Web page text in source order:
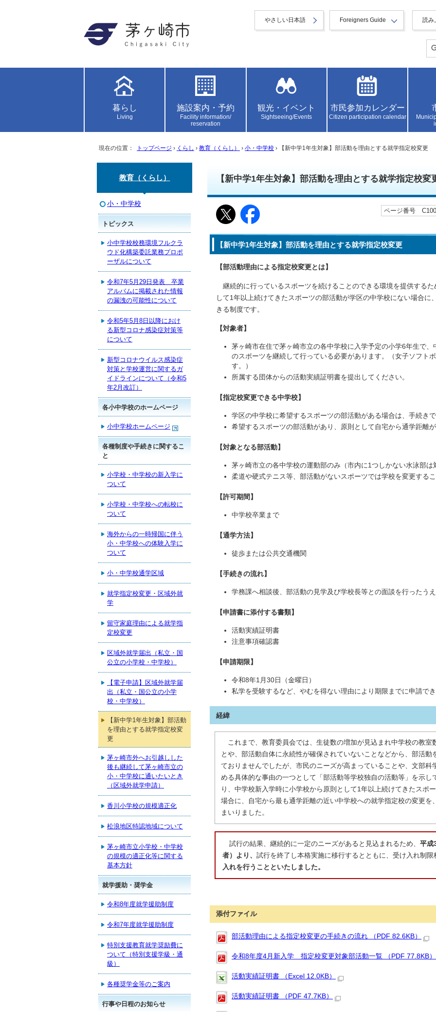
やさしい日本語 Foreigners Guide 読み
暮らし
Living
施設案内・予約
Facility information/
reservation
観光・イベント
Sightseeing/Events
市民参加カレンダー
Citizen participation calendar
現在の位置： トップページ › くらし › 教育（くらし） › 小・中学校 › 【新中学1年生対象】部活動を理由とする就学指定校変更
【新中学1年生対象】部活動を理由とする就学指定校変
ページ番号
【新中学1年生対象】部活動を理由とする就学指定校変更
【部活動理由による指定校変更とは】
継続的に行っているスポーツを続けることのできる環境を提供する
して1年以上続けてきたスポーツの部活動が学区の中学校にない場合に
きる制度です。
【対象者】
茅ヶ崎市在住で茅ヶ崎市立の各中学校に入学予定の小学6年生で
のスポーツを継続して行っている必要があります。（女子ソフト
す。）
所属する団体からの活動実績証明書を提出してください。
【指定校変更できる中学校】
学区の中学校に希望するスポーツの部活動がある場合は、手続き
希望するスポーツの部活動があり、原則として自宅から通学距離
【対象となる部活動】
茅ヶ崎市立の各中学校の運動部のみ（市内に1つしかない水泳部は
柔道や硬式テニス等、部活動がないスポーツでは学校を変更する
【許可期間】
中学校卒業まで
【通学方法】
徒歩または公共交通機関
【手続きの流れ】
学務課へ相談後、部活動の見学及び学校長等との面談を行ったう
【申請書に添付する書類】
活動実績証明書
注意事項確認書
【申請期限】
令和8年1月30日（金曜日）
私学を受験するなど、やむを得ない理由により期限までに申請で
経緯
これまで、教育委員会では、生徒数の増加が見込まれ中学校の教室
とや、部活動自体に永続性が確保されていないことなどから、部活
ておりませんでしたが、市民のニーズが高まっていることや、文部科
める具体的な事由の一つとして「部活動等学校独自の活動等」を示し
り、中学校新入学時に小学校から原則として1年以上続けてきたスポ
場合に、自宅から最も通学距離の近い中学校への就学指定校の変更を
まいりました。
試行の結果、継続的に一定のニーズがあると見込まれるため、 平成
者）より、 試行を終了し本格実施に移行するとともに、受け入れ制限
入れを行うことといたしました。
添付ファイル
部活動理由による指定校変更の手続きの流れ （PDF 82.6KB）
令和8年度4月新入学 指定校変更対象部活動一覧 （PDF 77.8KB）
活動実績証明書 （Excel 12.0KB）
活動実績証明書 （PDF 47.7KB）
教育（くらし）
小・中学校
トピックス
小中学校校務環境フルクラ
ウド化構築委託業務プロポ
ーザルについて
令和7年5月29日発表 卒業
アルバムに掲載された情報
の漏洩の可能性について
令和5年5月8日以降におけ
る新型コロナ感染症対策等
について
新型コロナウイルス感染症
対策と学校運営に関するガ
イドラインについて（令和5
年2月改訂）
各小中学校のホームページ
小中学校ホームページ
各種制度や手続きに関するこ
と
小学校・中学校の新入学に
ついて
小学校・中学校への転校に
ついて
海外からの一時帰国に伴う
小・中学校への体験入学に
ついて
小・中学校通学区域
就学指定校変更・区域外就
学
留守家庭理由による就学指
定校変更
区域外就学届出（私立・国
公立の小学校・中学校）
【電子申請】区域外就学届
出（私立・国公立の小学
校・中学校）
【新中学1年生対象】部活動
を理由とする就学指定校変
更
茅ヶ崎市外へお引越しした
後も継続して茅ヶ崎市立の
小・中学校に通いたいとき
（区域外就学申請）
香川小学校の規模適正化
松浪地区特認地域について
茅ヶ崎市立小学校・中学校
の規模の適正化等に関する
基本方針
就学援助・奨学金
令和8年度就学援助制度
令和7年度就学援助制度
特別支援教育就学奨励費に
ついて（特別支援学級・通
級）
各種奨学金等のご案内
行事や日程のお知らせ